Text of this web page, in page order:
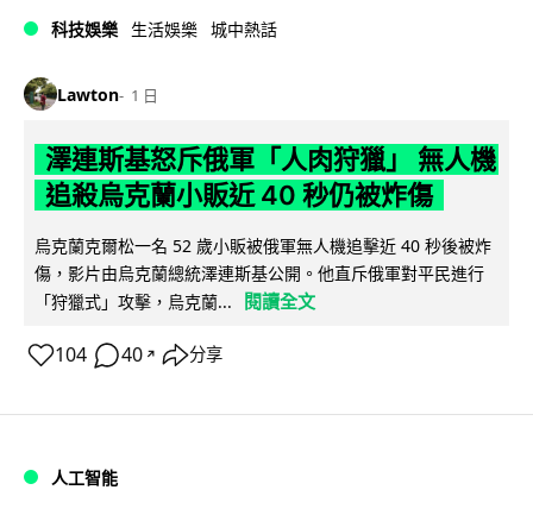
科技娛樂 生活娛樂 城中熱話
Lawton 1 日
澤連斯基怒斥俄軍「人肉狩獵」 無人機
追殺烏克蘭小販近 40 秒仍被炸傷
烏克蘭克爾松一名 52 歲小販被俄軍無人機追擊近 40 秒後被炸
傷，影片由烏克蘭總統澤連斯基公開。他直斥俄軍對平民進行
「狩獵式」攻擊，烏克蘭...
閱讀全文
104 40 ↗ 分享
人工智能